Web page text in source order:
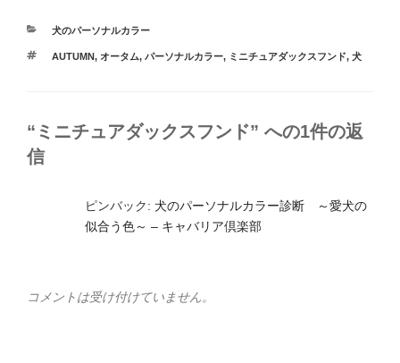
e
b
k
カ
ゴ
犬のパーソナルカラー
タ
AUTUMN, オータム, パーソナルカラー, ミニチュアダックスフンド, 犬
“ミニチュアダックスフンド” への1件の返
信
ピンバック: 犬のパーソナルカラー診断 ～愛犬の
似合う色～ – キャバリア倶楽部
コメントは受け付けていません。